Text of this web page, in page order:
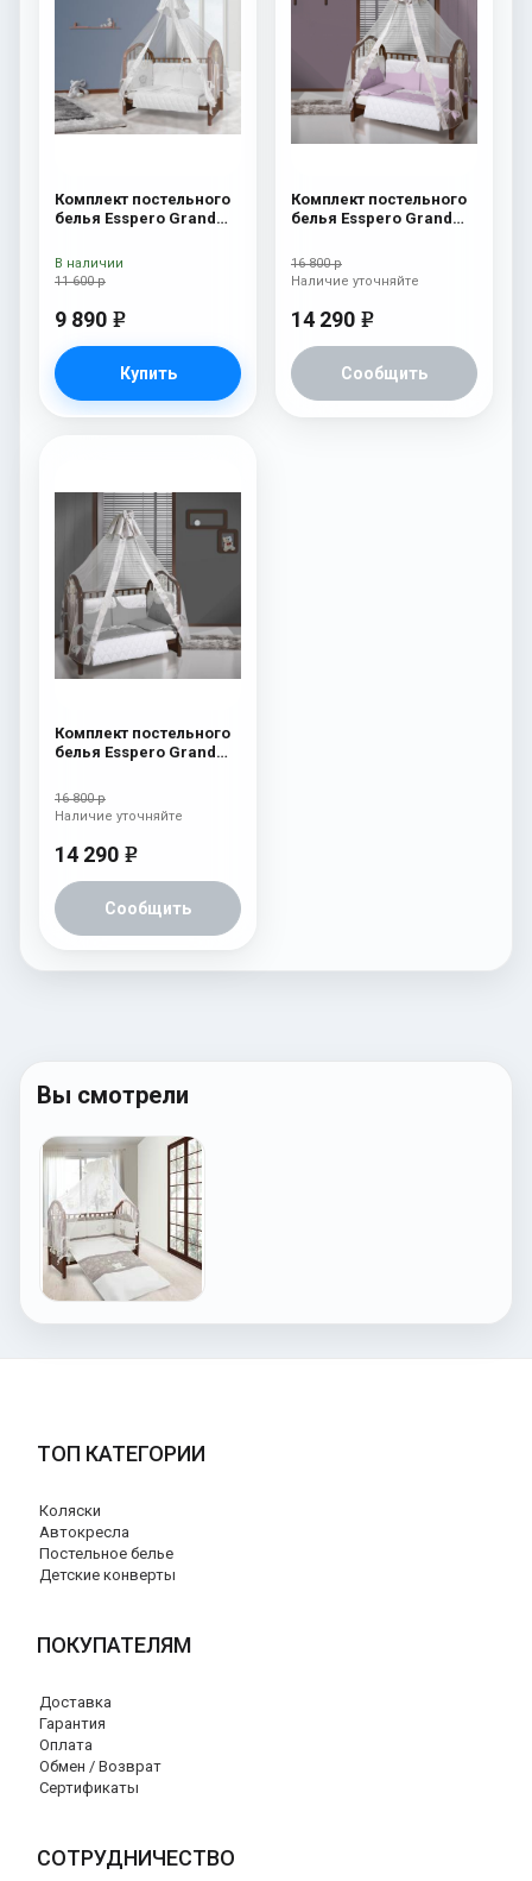
Комплект постельного
белья Esspero Grand
11 600 р
9 890 e
Купить
В наличии
Комплект постельного
белья Esspero Grand
16 800 р
14 290 e
Сообщить
Наличие уточняйте
Комплект постельного
белья Esspero Grand
16 800 р
14 290 e
Сообщить
Наличие уточняйте
Вы смотрели
ТОП КАТЕГОРИИ
Коляски
Автокресла
Постельное белье
Детские конверты
ПОКУПАТЕЛЯМ
Доставка
Гарантия
Оплата
Обмен / Возврат
Сертификаты
СОТРУДНИЧЕСТВО